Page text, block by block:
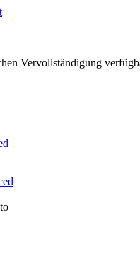
Vervollständigung